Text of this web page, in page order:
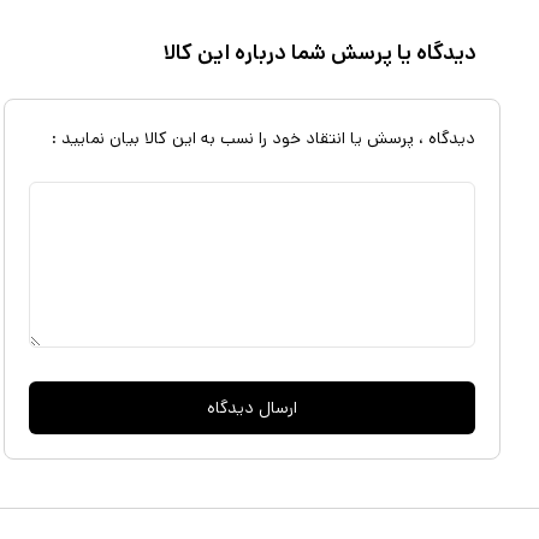
امکان گردش و حرکت سری به شکل افقی از دیگر مشخصه‌های این محصول
دیدگاه یا پرسش شما درباره این کالا
دیدگاه ، پرسش یا انتقاد خود را نسب به این کالا بیان نمایید :
ارسال دیدگاه